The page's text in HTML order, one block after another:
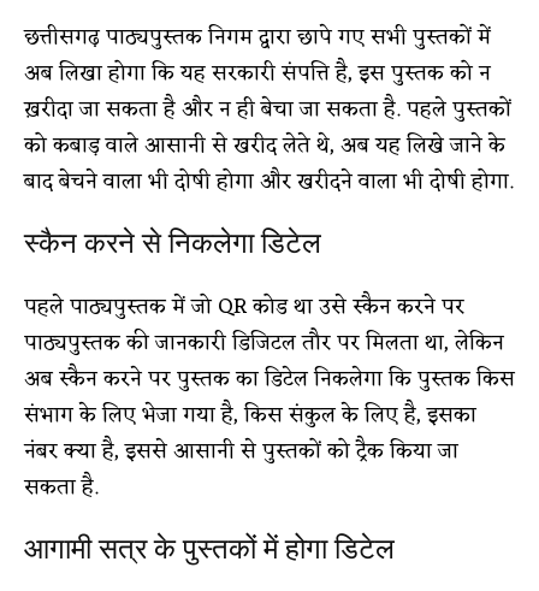
छत्तीसगढ़ पाठ्यपुस्तक निगम द्वारा छापे गए सभी पुस्तकों में
अब लिखा होगा कि यह सरकारी संपत्ति है, इस पुस्तक को न
ख़रीदा जा सकता है और न ही बेचा जा सकता है. पहले पुस्तकों
को कबाड़ वाले आसानी से खरीद लेते थे, अब यह लिखे जाने के
बाद बेचने वाला भी दोषी होगा और खरीदने वाला भी दोषी होगा.
स्कैन करने से निकलेगा डिटेल
पहले पाठ्यपुस्तक में जो QR कोड था उसे स्कैन करने पर
पाठ्यपुस्तक की जानकारी डिजिटल तौर पर मिलता था, लेकिन
अब स्कैन करने पर पुस्तक का डिटेल निकलेगा कि पुस्तक किस
संभाग के लिए भेजा गया है, किस संकुल के लिए है, इसका
नंबर क्या है, इससे आसानी से पुस्तकों को ट्रैक किया जा
सकता है.
आगामी सत्र के पुस्तकों में होगा डिटेल